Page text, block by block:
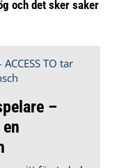
och det sker saker
–